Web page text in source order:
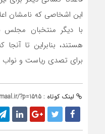
این اشخاصی که نامشان
با دیگر منتخبان مجلس
هستند، بنابراین تا
برای تصدی ریاست و
لینک کوتاه : ?p=1595